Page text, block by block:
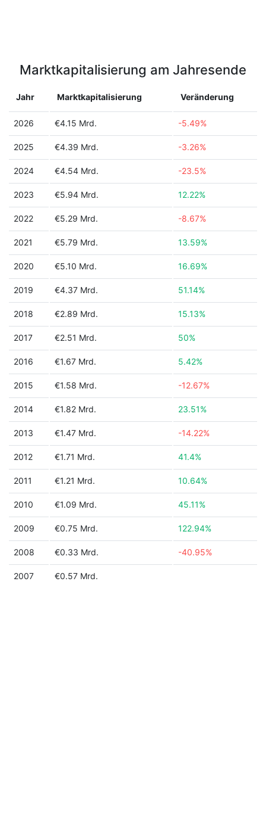
Marktkapitalisierung am Jahresende
Jahr Marktkapitalisierung Veränderung
2026 €4.15 Mrd. -5.49%
2025 €4.39 Mrd. -3.26%
2024 €4.54 Mrd. -23.5%
2023 €5.94 Mrd. 12.22%
2022 €5.29 Mrd. -8.67%
2021 €5.79 Mrd. 13.59%
2020 €5.10 Mrd. 16.69%
2019 €4.37 Mrd. 51.14%
2018 €2.89 Mrd. 15.13%
2017 €2.51 Mrd. 50%
2016 €1.67 Mrd. 5.42%
2015 €1.58 Mrd. -12.67%
2014 €1.82 Mrd. 23.51%
2013 €1.47 Mrd. -14.22%
2012 €1.71 Mrd. 41.4%
2011 €1.21 Mrd. 10.64%
2010 €1.09 Mrd. 45.11%
2009 €0.75 Mrd. 122.94%
2008 €0.33 Mrd. -40.95%
2007 €0.57 Mrd.